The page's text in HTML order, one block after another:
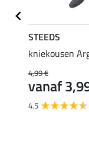
STEEDS
kniekousen
4,99 €
vanaf
4.5